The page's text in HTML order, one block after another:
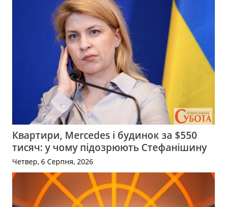
Квартири, Mercedes і будинок за $550
тисяч: у чому підозрюють Стефанішину
Четвер, 6 Серпня, 2026